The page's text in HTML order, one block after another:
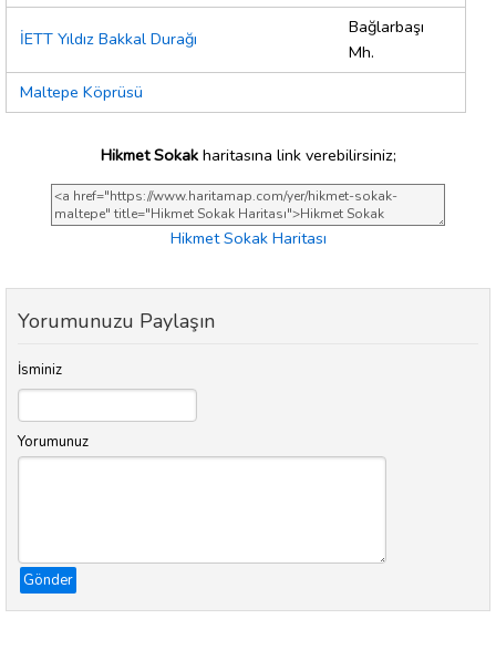
İETT Yıldız Bakkal Durağı
Bağlarbaşı
Mh.
Maltepe Köprüsü
Hikmet Sokakharitasına link verebilirsiniz;
Hikmet Sokak Haritası
Yorumunuzu Paylaşın
İsminiz
Yorumunuz
Gönder